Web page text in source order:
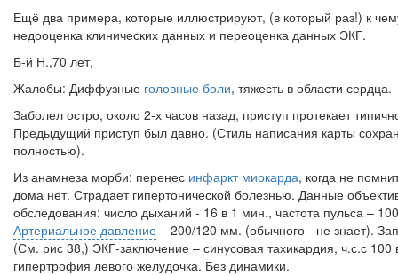
Ещё два примера, которые иллюстрируют, (в который раз!) к
недооценка клинических данных и переоценка данных ЭКГ.
Б-й Н.,70 лет,
Жалобы: Диффузные головные боли, тяжесть в области сердца.
Заболел остро, около 2-х часов назад, приступ протекает
Предыдущий приступ был давно. (Стиль написания карты
полностью).
Из анамнеза морби: перенес инфаркт миокарда, когда не
дома нет. Страдает гипертонической болезнью. Данные
обследования: число дыханий - 16 в 1 мин., частота пульса –
Артериальное давление – 200/120 мм. (обычного - не знает).
(См. рис 38,) ЭКГ-заключение – синусовая тахикардия, ч.с.с 100
гипертрофия левого желудочка. Без динамики.